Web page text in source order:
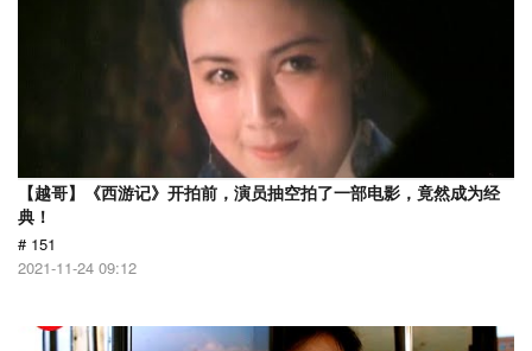
【越哥】《西游记》开拍前，演员抽空拍了一部电影，竟然成为经
典！
# 151
2021-11-24 09:12